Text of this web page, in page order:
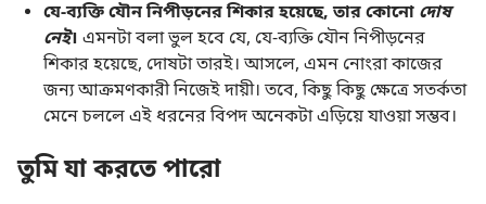
যে-ব্যক্তি যৌন নিপীড়নের শিকার হয়েছে, তার কোনো দোষ
নেই। এমনটা বলা ভুল হবে যে, যে-ব্যক্তি যৌন নিপীড়নের
শিকার হয়েছে, দোষটা তারই। আসলে, এমন নোংরা কাজের
জন্য আক্রমণকারী নিজেই দায়ী। তবে, কিছু কিছু ক্ষেত্রে সতর্কতা
মেনে চললে এই ধরনের বিপদ অনেকটা এড়িয়ে যাওয়া সম্ভব।
তুমি যা করতে পারো